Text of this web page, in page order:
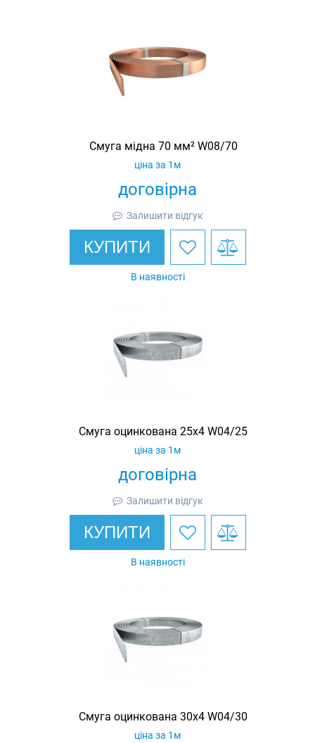
Смуга мідна 70 мм² W08/70
договірна
ціна за 1м
Залишити відгук
КУПИТИ
В наявності
Смуга оцинкована 25х4 W04/25
договірна
ціна за 1м
Залишити відгук
КУПИТИ
В наявності
Смуга оцинкована 30х4 W04/30
ціна за 1м